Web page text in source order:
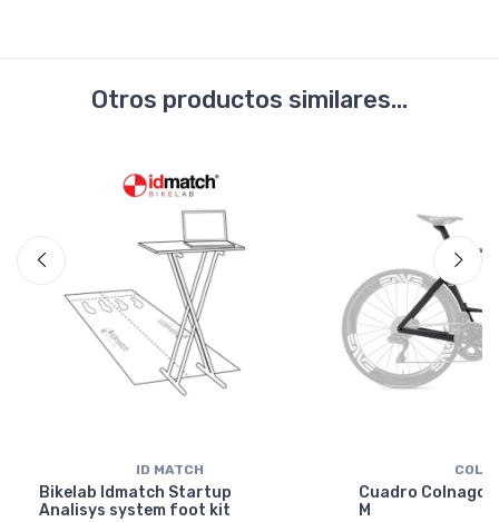
Otros productos similares...
ID MATCH
Bikelab Idmatch Startup
Analisys system foot kit
Cuadro Colnago
M